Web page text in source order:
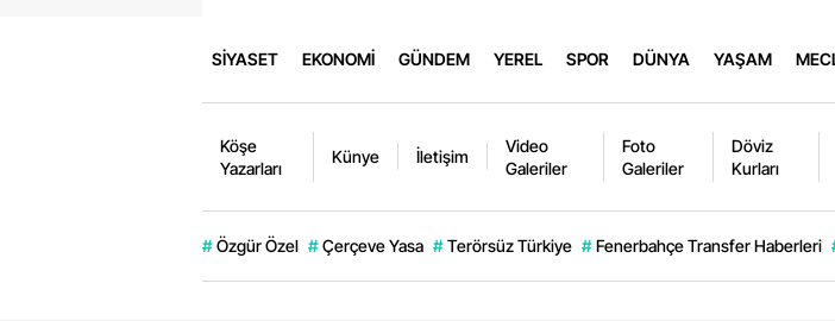
SİYASET EKONOMİ GÜNDEM YEREL SPOR DÜNYA YAŞAM
Köşe
Yazarları
Künye İletişim
Video
Galeriler
Foto
Galeriler
Döviz
Kurları
# Özgür Özel # Çerçeve Yasa # Terörsüz Türkiye # Fenerbahçe Transfer Haberleri